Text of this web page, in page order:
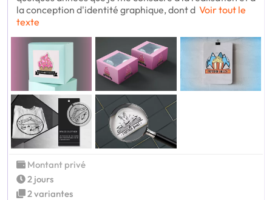
la conception d'identité graphique, dont d Voir tout le
texte
Montant privé
2 jours
2 variantes